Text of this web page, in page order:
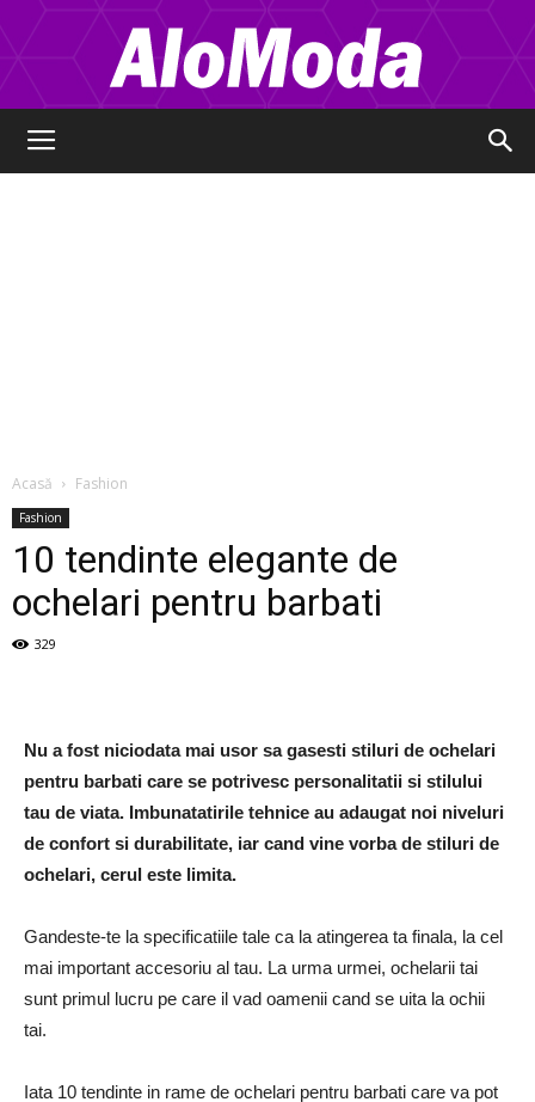
Acasă Fashion
Fashion
10 tendinte elegante de
ochelari pentru barbati
329
Nu a fost niciodata mai usor sa gasesti stiluri de ochelari
pentru barbati care se potrivesc personalitatii si stilului
tau de viata. Imbunatatirile tehnice au adaugat noi niveluri
de confort si durabilitate, iar cand vine vorba de stiluri de
ochelari, cerul este limita.
Gandeste-te la specificatiile tale ca la atingerea ta finala, la cel
mai important accesoriu al tau. La urma urmei, ochelarii tai
sunt primul lucru pe care il vad oamenii cand se uita la ochii
tai.
Iata 10 tendinte in rame de ochelari pentru barbati care va pot